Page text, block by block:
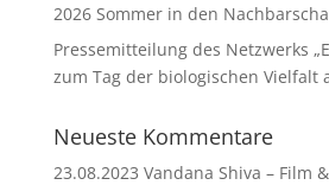
2026 Sommer in den
Pressemitteilung des Netzwerks
zum Tag der biologischen Vielfalt
Neueste Kommentare
23.08.2023 Vandana Shiva – Film